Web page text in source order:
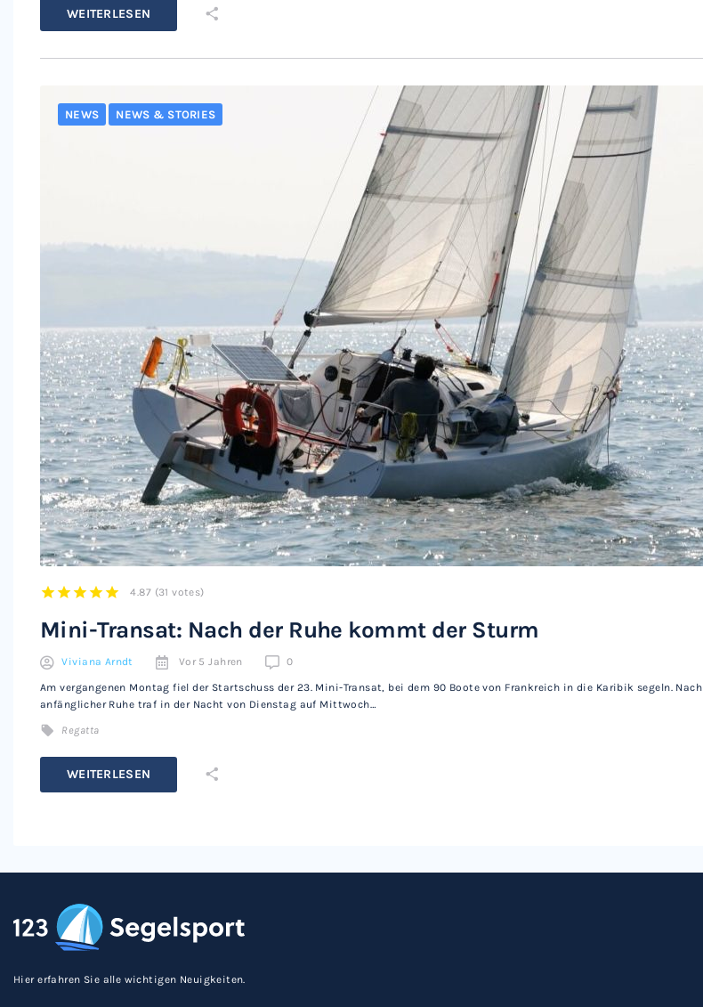
WEITERLESEN
NEWS NEWS & STORIES
4.87 (31 votes)
Mini-Transat: Nach der Ruhe kommt der Sturm
Viviana Arndt Vor 5 Jahren 0
Am vergangenen Montag fiel der Startschuss der 23. Mini-Transat, bei dem 90 Boote von Frankreich in die Karibik segeln. Nach
anfänglicher Ruhe traf in der Nacht von Dienstag auf Mittwoch…
Regatta
WEITERLESEN
Hier erfahren Sie alle wichtigen Neuigkeiten.